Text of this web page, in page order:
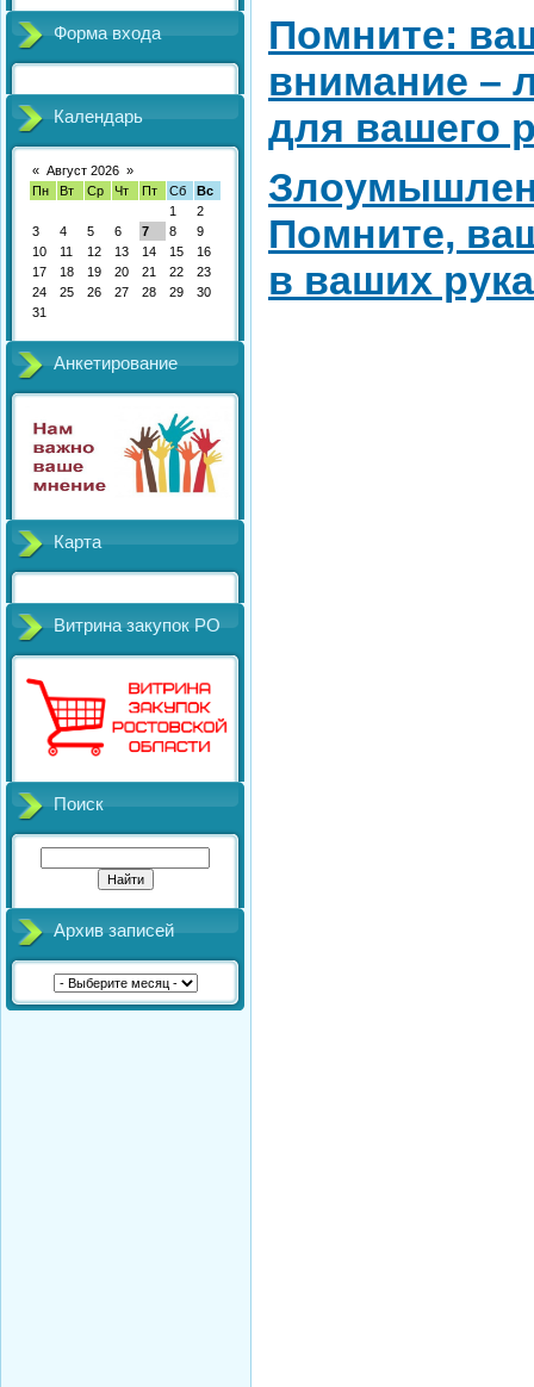
Форма входа
Календарь
« Август 2026 »
Пн
Вт Ср Чт Пт Сб
Вс
1
2
3
4 5 6 7 8
9
10
11 12 13 14 15
16
17
18 19 20 21 22
23
24
25 26 27 28 29
30
31
Анкетирование
Карта
Витрина закупок РО
Поиск
Архив записей
Помните:
внимание –
для вашего
Помните,
в ваших